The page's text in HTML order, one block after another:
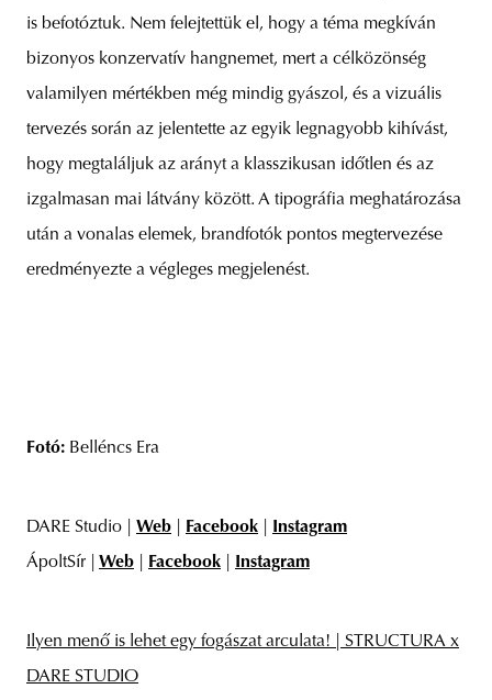
is befotóztuk. Nem felejtettük el, hogy a téma megkíván
bizonyos konzervatív hangnemet, mert a célközönség
valamilyen mértékben még mindig gyászol, és a vizuális
tervezés során az jelentette az egyik legnagyobb kihívást,
hogy megtaláljuk az arányt a klasszikusan időtlen és az
izgalmasan mai látvány között. A tipográfia meghatározása
után a vonalas elemek, brandfotók pontos megtervezése
eredményezte a végleges megjelenést.
Fotó: Belléncs Era
DARE Studio | Web Facebook
Instagram
ÁpoltSír |
Web Facebook Instagram
Ilyen menő is lehet egy fogászat arculata! | STRUCTURA x
DARE STUDIO